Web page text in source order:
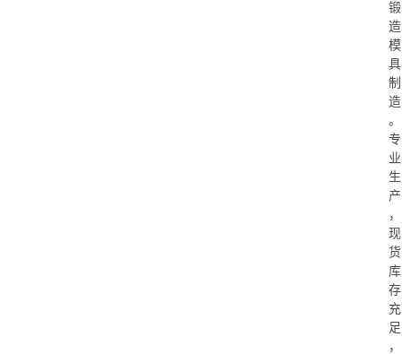
锻
造
模
具
制
造
。
专
业
生
产
，
现
货
库
存
充
足
，